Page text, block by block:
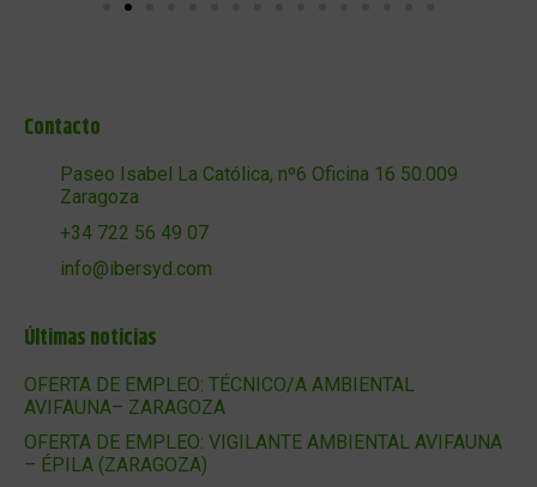
Contacto
Paseo Isabel La Católica, nº6 Oficina 16 50.009
Zaragoza
+34 722 56 49 07
info@ibersyd.com
Últimas noticias
OFERTA DE EMPLEO: TÉCNICO/A AMBIENTAL
AVIFAUNA– ZARAGOZA
OFERTA DE EMPLEO: VIGILANTE AMBIENTAL AVIFAUNA
– ÉPILA (ZARAGOZA)